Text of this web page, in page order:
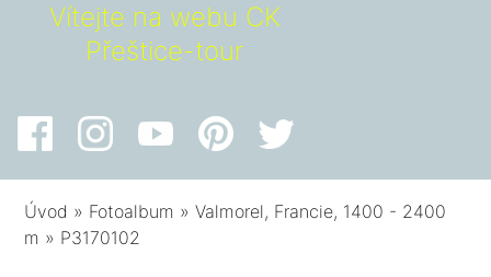
Vítejte na webu CK
Přeštice-tour
Úvod » Fotoalbum »Valmorel, Francie, 1400 - 2400
m » P3170102